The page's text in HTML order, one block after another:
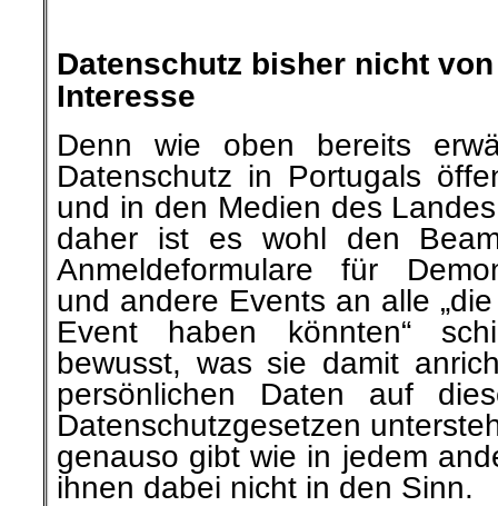
Datenschutz bisher nicht
Interesse
Denn wie oben bereits
Datenschutz in Portugals
und in den Medien des
daher ist es wohl den
Anmeldeformulare für
und andere Events an alle
Event haben könnten“
bewusst, was sie damit
persönlichen Daten auf
Datenschutzgesetzen
genauso gibt wie in jedem
ihnen dabei nicht in den Sinn.